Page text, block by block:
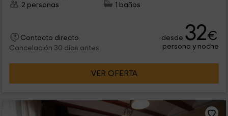
2 personas
1 baños
Contacto directo
Cancelación 30 días antes
desde 32€
persona y noche
VER OFERTA